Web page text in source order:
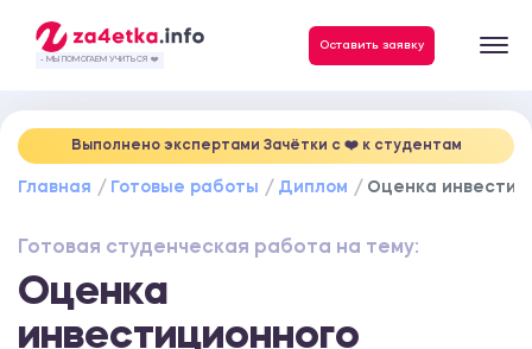
- МЫ ПОМОГАЕМ УЧИТЬСЯ ❤️
Оставить заявку
Выполнено экспертами Зачётки c ❤️ к студентам
Главная Готовые работы Диплом Оценка
Готовая студенческая работа на тему:
Оценка
инвестиционного